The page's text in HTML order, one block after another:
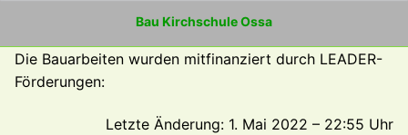
Bau Kirchschule Ossa
Die Bauarbeiten wurden mitfinanziert durch LEADER-
Förderungen:
Letzte Änderung: 1. Mai 2022 – 22:55 Uhr